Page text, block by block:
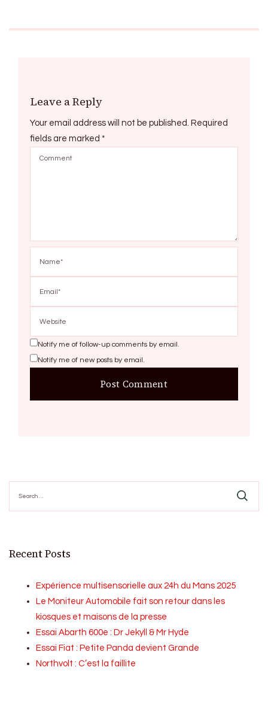
Leave a Reply
Your email address will not be published. Required
fields are marked *
Notify me of follow-up comments by email.
Notify me of new posts by email.
for:
Recent Posts
Expérience multisensorielle aux 24h du Mans 2025
Le Moniteur Automobile fait son retour dans les
kiosques et maisons de la presse
Essai Abarth 600e : Dr Jekyll & Mr Hyde
Essai Fiat : Petite Panda devient Grande
Northvolt : C’est la faillite